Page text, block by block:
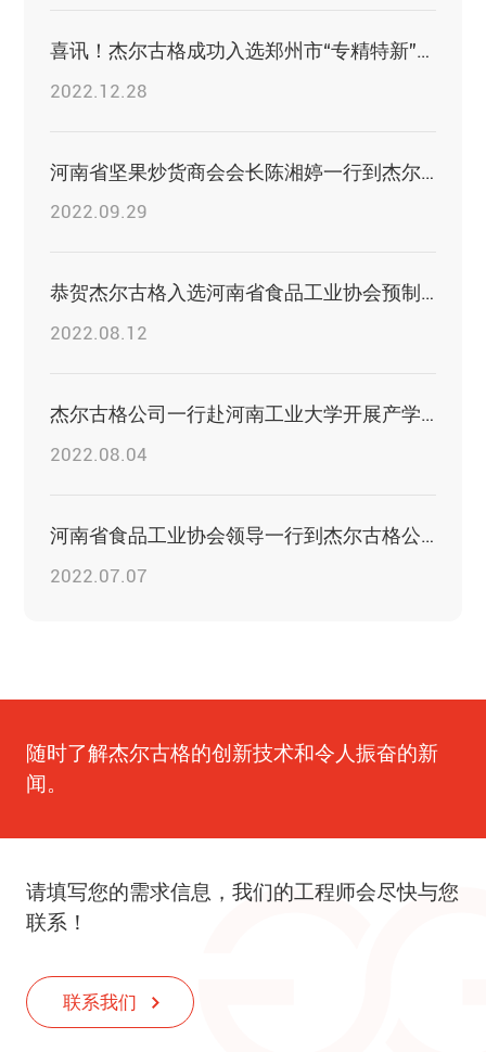
喜讯！杰尔古格成功入选郑州市“专精特新”企业
2022.12.28
河南省坚果炒货商会会长陈湘婷一行到杰尔古格公司调研
2022.09.29
恭贺杰尔古格入选河南省食品工业协会预制菜专业委员会首批成员
2022.08.12
杰尔古格公司一行赴河南工业大学开展产学研合作前期调研
2022.08.04
河南省食品工业协会领导一行到杰尔古格公司调研
2022.07.07
随时了解杰尔古格的创新技术和令人振奋的新
闻。
请填写您的需求信息，我们的工程师会尽快与您
联系！
联系我们